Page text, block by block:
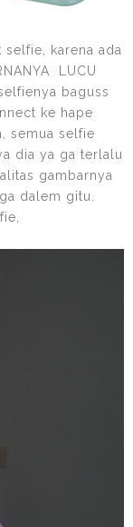
selfie, karena ada
LUCU
baguss
ke hape
semua selfie
dia ya ga terlalu
gambarnya
dalem gitu.